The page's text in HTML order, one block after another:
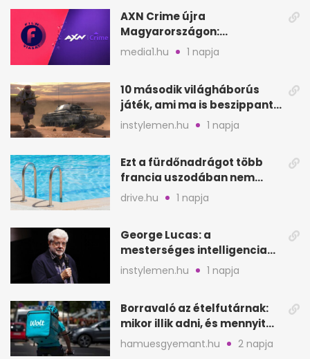
AXN Crime újra
Magyarországon:
szeptembertől a Viasat Film
media1.hu 1 napja
10 második világháborús
játék, ami ma is beszippant
a képernyő elé
instylemen.hu 1 napja
Ezt a fürdőnadrágot több
francia uszodában nem
fogadják el
drive.hu 1 napja
George Lucas: a
mesterséges intelligencia
lehet Hollywood következő
lépése
instylemen.hu 1 napja
Borravaló az ételfutárnak:
mikor illik adni, és mennyit
rendeléskor?
hamuesgyemant.hu 2 napja